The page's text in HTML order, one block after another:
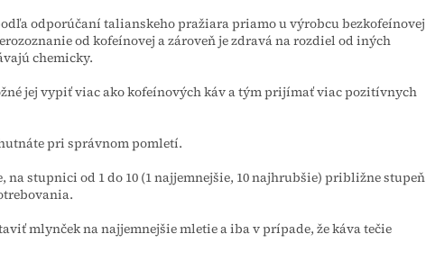
odporúčaní talianskeho pražiara priamo u výrobcu bezkofeínovej
od kofeínovej a zároveň je zdravá na rozdiel od iných
chemicky.
jej vypiť viac ako kofeínových káv a tým prijímať viac pozitívnych
pri správnom pomletí.
stupnici od 1 do 10 (1 najjemnejšie, 10 najhrubšie) približne stupeň
mlynček na najjemnejšie mletie a iba v prípade, že káva tečie